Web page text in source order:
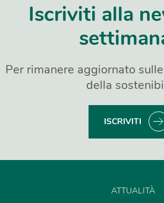
Iscriviti alla
Per rimanere aggiornato
della
ISCRIVITI
ATTUALITÀ